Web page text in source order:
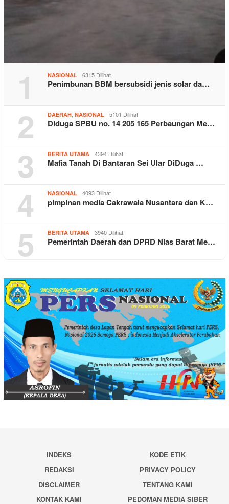
1 NASIONAL 6315 Dilihat
Penimbunan BBM bersubsidi jenis solar da…
2 DAERAH, NASIONAL 5101 Dilihat
Diduga SPBU no. 14 205 165 Perbaungan Me…
3 BERITA UTAMA 4394 Dilihat
Mafia Tanah Di Bantaran Sei Ular DiDuga …
4 NASIONAL 4093 Dilihat
pimpinan media Cakrawala Nusantara dan K…
5 BERITA UTAMA 3940 Dilihat
Pemerintah Daerah dan DPRD Nias Barat Me…
INDEKS
KODE ETIK
REDAKSI
PRIVACY POLICY
DISCLAIMER
TENTANG KAMI
KONTAK KAMI
PEDOMAN MEDIA SIBER